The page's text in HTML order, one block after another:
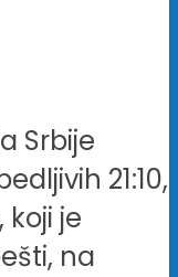
Srbije
21:10,
koji je
na